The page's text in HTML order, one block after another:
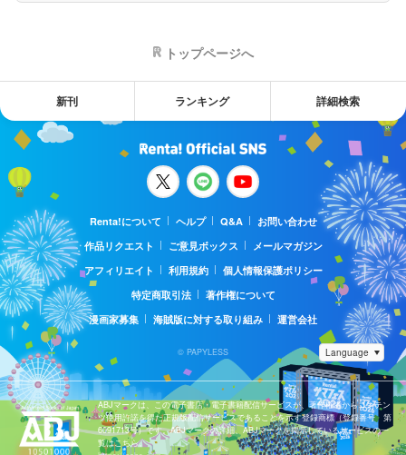
トップページへ
新刊 ランキング 詳細検索
Renta!について ヘルプ Q&A
お問い合わせ
作品リクエスト
ご意見ボックス
メールマガジン
アフィリエイト
利用規約
個人情報保護ポリシー
特定商取引法
著作権について
漫画家募集
海賊版に対する取り組み 運営会社
© PAPYLESS
ABJマークは、この電子書店・電子書籍配信サービスが、著作権者からコンテン
ツ使用許諾を得た正規版配信サービスであることを示す登録商標（登録番号 第
6091713号）です。ABJマークの詳細、ABJマークを掲示しているサービスの一
覧はこちら。